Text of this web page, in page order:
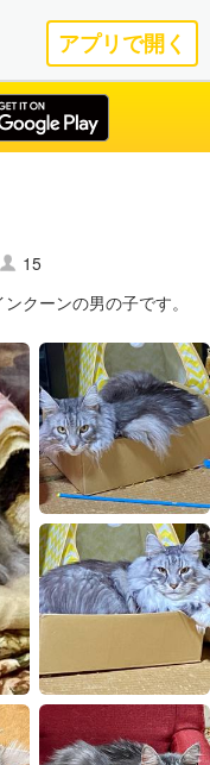
アプリで開く
15
クーンの男の子です。